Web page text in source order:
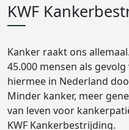
KWF
Kanker raakt ons
45.000 mensen als
hiermee in Nederland
Minder kanker, meer
van leven voor
KWF Kankerbestrijding.